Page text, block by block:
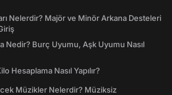
Nelerdir? Majör ve Minör Arkana Desteleri
Nedir? Burç Uyumu, Aşk Uyumu Nasıl
Hesaplama Nasıl Yapılır?
Müzikler Nelerdir? Müziksiz